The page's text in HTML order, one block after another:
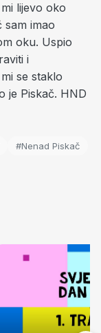
lijevo oko
imao
oku. Uspio
i
se staklo
je Piskač. HND
#Nenad Piskač